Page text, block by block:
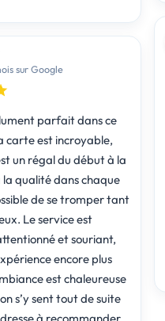
sur Google
parfait dans ce
carte est incroyable,
un régal du début à la
la qualité dans chaque
de se tromper tant
Le service est
et souriant,
encore plus
est chaleureuse
s’y sent tout de suite
à recommander